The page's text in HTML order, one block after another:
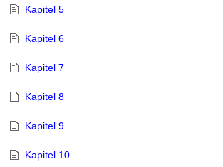
Kapitel 5
Kapitel 6
Kapitel 7
Kapitel 8
Kapitel 9
Kapitel 10